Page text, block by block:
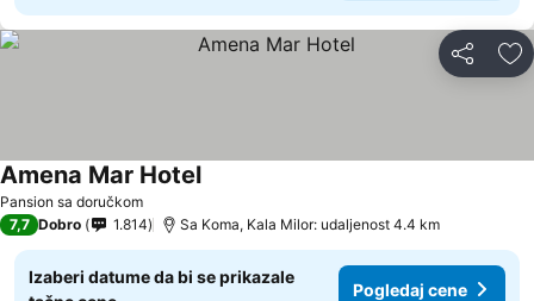
Deli
Pansion sa doručkom
Amena Mar Hotel
7,7 Dobro 1.814 Sa Koma, Kala Milor: udaljenost 4.4 km
Izaberi datume da bi se prikazale
Pogledaj cene